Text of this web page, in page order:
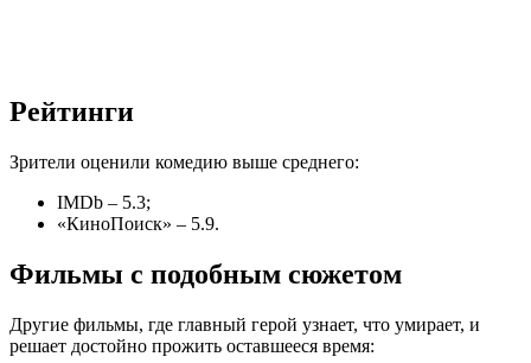
Рейтинги
Зрители оценили комедию выше среднего:
IMDb – 5.3;
«КиноПоиск» – 5.9.
Фильмы с подобным сюжетом
Другие фильмы, где главный герой узнает, что умирает, и
решает достойно прожить оставшееся время: